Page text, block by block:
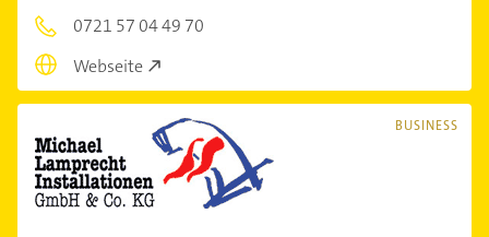
0721 57 04 49 70
Webseite
BUSINESS